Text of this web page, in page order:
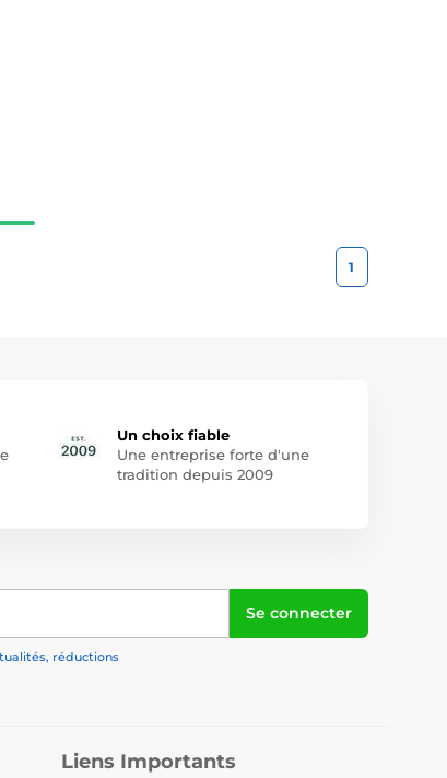
1
Un choix fiable
Une entreprise forte d'une
tradition depuis 2009
Se connecter
réductions
Liens Importants